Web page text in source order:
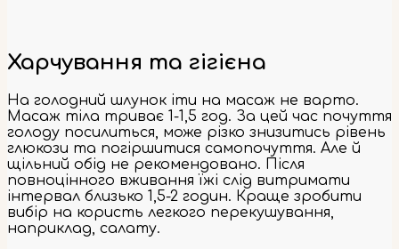
Харчування та гігієна
На голодний шлунок іти на масаж не варто.
Масаж тіла триває 1-1,5 год. За цей час почуття
голоду посилиться, може різко знизитись рівень
глюкози та погіршитися самопочуття. Але й
щільний обід не рекомендовано. Після
повноцінного вживання їжі слід витримати
інтервал близько 1,5-2 годин. Краще зробити
вибір на користь легкого перекушування,
наприклад, салату.